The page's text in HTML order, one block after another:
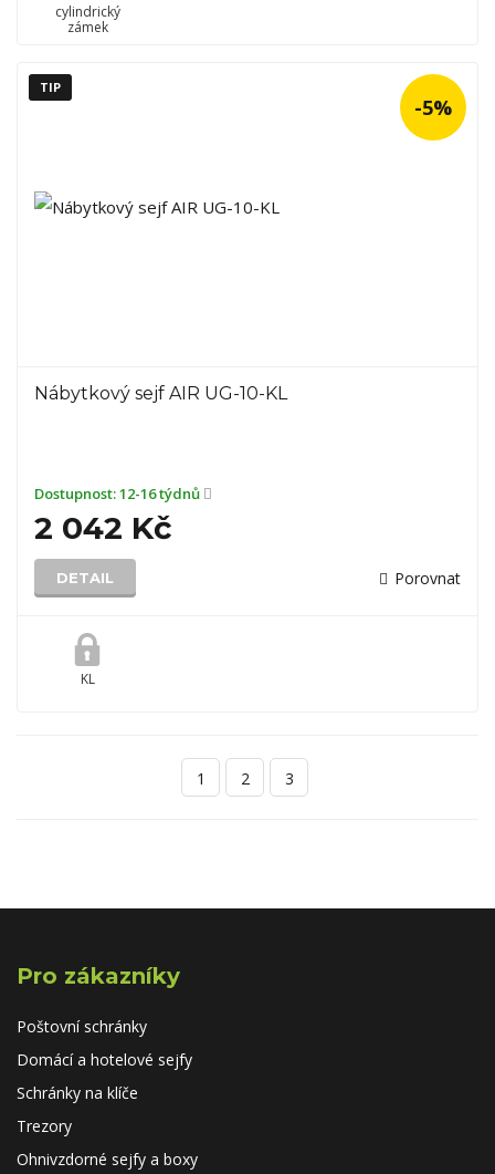
cylindrický
zámek
Nábytkový sejf AIR UG-10-KL
Dostupnost:12-16 týdnů
2 042 Kč
DETAIL Porovnat
KL
TIP
-5%
1 2 3
Pro zákazníky
Poštovní schránky
Domácí a hotelové sejfy
Schránky na klíče
Trezory
Ohnivzdorné sejfy a boxy